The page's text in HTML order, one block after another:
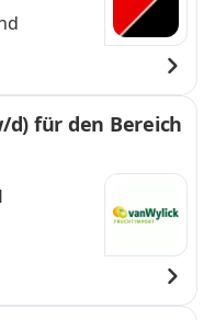
für den Bereich